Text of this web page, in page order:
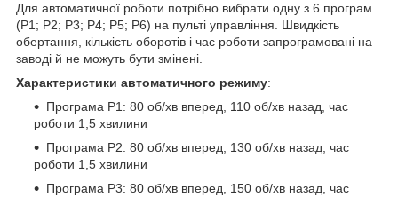
Для автоматичної роботи потрібно вибрати одну з 6 програм
(Р1; Р2; Р3; Р4; Р5; Р6) на пульті управління. Швидкість
обертання, кількість оборотів і час роботи запрограмовані на
заводі й не можуть бути змінені.
Характеристики автоматичного режиму:
Програма Р1: 80 об/хв вперед, 110 об/хв назад, час
роботи 1,5 хвилини
Програма Р2: 80 об/хв вперед, 130 об/хв назад, час
роботи 1,5 хвилини
Програма Р3: 80 об/хв вперед, 150 об/хв назад, час